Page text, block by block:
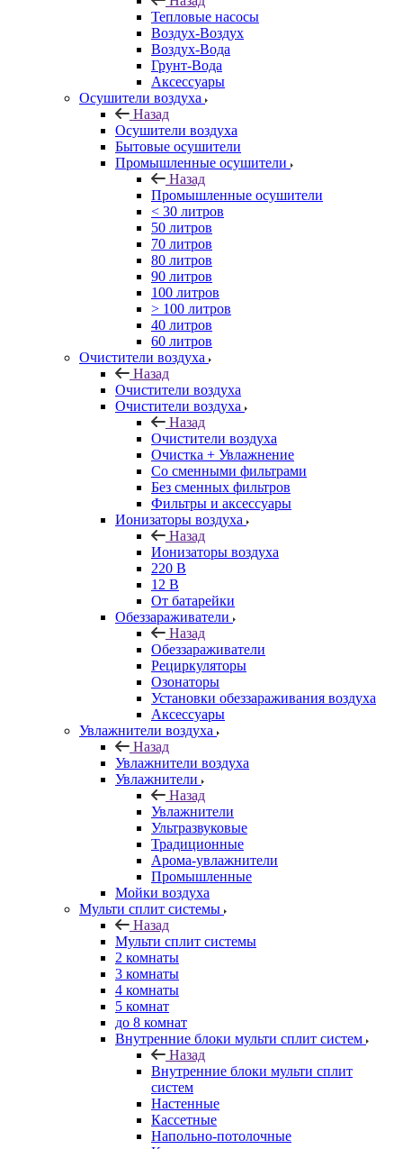
Тепловые насосы
Воздух-Воздух
Воздух-Вода
Грунт-Вода
Аксессуары
Осушители воздуха
Назад
Осушители воздуха
Бытовые осушители
Промышленные осушители
Назад
Промышленные осушители
< 30 литров
50 литров
70 литров
80 литров
90 литров
100 литров
> 100 литров
40 литров
60 литров
Очистители воздуха
Назад
Очистители воздуха
Очистители воздуха
Назад
Очистители воздуха
Очистка + Увлажнение
Cо сменными фильтрами
Без сменных фильтров
Фильтры и аксессуары
Ионизаторы воздуха
Назад
Ионизаторы воздуха
220 В
12 В
От батарейки
Обеззараживатели
Назад
Обеззараживатели
Рециркуляторы
Озонаторы
Установки обеззараживания воздуха
Аксессуары
Увлажнители воздуха
Назад
Увлажнители воздуха
Увлажнители
Назад
Увлажнители
Ультразвуковые
Традиционные
Арома-увлажнители
Промышленные
Мойки воздуха
Мульти сплит системы
Назад
Мульти сплит системы
2 комнаты
3 комнаты
4 комнаты
5 комнат
до 8 комнат
Внутренние блоки мульти сплит систем
Назад
Внутренние блоки мульти сплит
систем
Настенные
Кассетные
Напольно-потолочные